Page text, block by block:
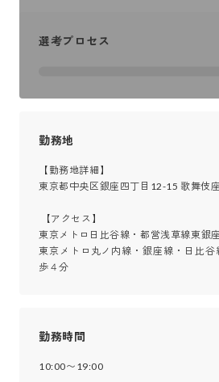
選考プロセス
勤務地
【勤務地詳細】
東京都中央区銀座四丁目12-15 歌舞伎
東京メトロ日比谷線・都営浅草線東銀
東京メトロ丸ノ内線・銀座線・日比
歩４分
勤務時間
10:00〜19:00